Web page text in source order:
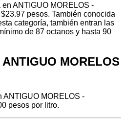
ANTIGUO MORELOS -
pesos. También conocida
categoría, también entran las
de 87 octanos y hasta 90
MORELOS
ANTIGUO MORELOS -
pesos por litro.